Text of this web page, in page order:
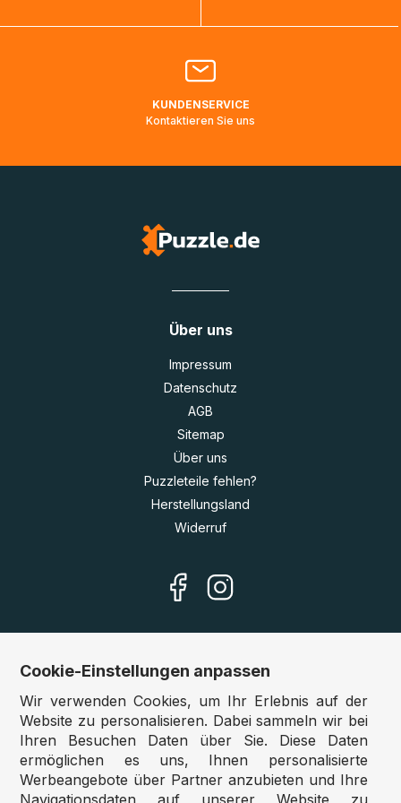
Bitte kontaktieren Sie denKundenservicefalls Ihr Paket
Lieferadressen in Deutschland oder Europa mehrere Tage
KUNDENSERVICE
Kontaktieren Sie uns
Über uns
Impressum
Datenschutz
AGB
Sitemap
Über uns
Puzzleteile fehlen?
Herstellungsland
Widerruf
Unsere Shops
Deutschland:www.puzzle.de
Österreich:
www.puzzle.at
Belgien:www.puzzle.be
Großbritannien:www.jigsawpuzzle.co.uk
Cookie-Einstellungen anpassen
Wir verwenden Cookies, um Ihr Erlebnis auf der
Website zu personalisieren. Dabei sammeln wir bei
Ihren Besuchen Daten über Sie. Diese Daten
ermöglichen es uns, Ihnen personalisierte
Werbeangebote über Partner anzubieten und Ihre
Navigationsdaten auf unserer Website zu